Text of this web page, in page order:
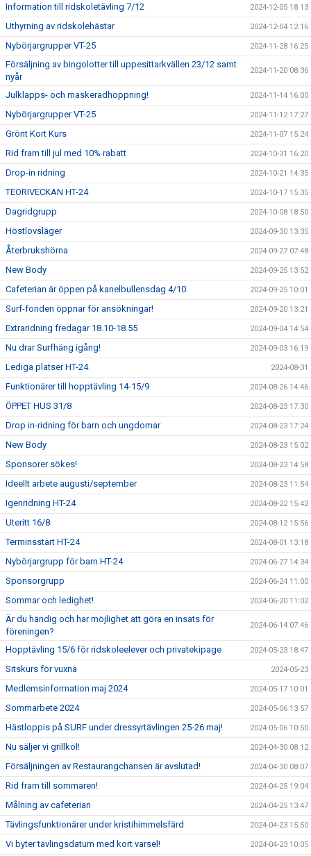
Information till ridskoletävling 7/12 2024-12-05 18:13
Uthyrning av ridskolehästar 2024-12-04 12:16
Nybörjargrupper VT-25 2024-11-28 16:25
Försäljning av bingolotter till uppesittarkvällen 23/12 samt
nyår
2024-11-20 08:36
Julklapps- och maskeradhoppning! 2024-11-14 16:00
Nybörjargrupper VT-25 2024-11-12 17:27
Grönt Kort Kurs 2024-11-07 15:24
Rid fram till jul med 10% rabatt 2024-10-31 16:20
Drop-in ridning 2024-10-21 14:35
TEORIVECKAN HT-24 2024-10-17 15:35
Dagridgrupp 2024-10-08 18:50
Höstlovsläger 2024-09-30 13:35
Återbrukshörna 2024-09-27 07:48
New Body 2024-09-25 13:52
Cafeterian är öppen på kanelbullensdag 4/10 2024-09-25 10:01
Surf-fonden öppnar för ansökningar! 2024-09-20 13:21
Extraridning fredagar 18.10-18.55 2024-09-04 14:54
Nu drar Surfhäng igång! 2024-09-03 16:19
Lediga platser HT-24 2024-08-31
Funktionärer till hopptävling 14-15/9 2024-08-26 14:46
ÖPPET HUS 31/8 2024-08-23 17:30
Drop in-ridning för barn och ungdomar 2024-08-23 17:24
New Body 2024-08-23 15:02
Sponsorer sökes! 2024-08-23 14:58
Ideellt arbete augusti/september 2024-08-23 11:54
Igenridning HT-24 2024-08-22 15:42
Uteritt 16/8 2024-08-12 15:56
Terminsstart HT-24 2024-08-01 13:18
Nybörjargrupp för barn HT-24 2024-06-27 14:34
Sponsorgrupp 2024-06-24 11:00
Sommar och ledighet! 2024-06-20 11:02
Är du händig och har möjlighet att göra en insats för
föreningen?
2024-06-14 07:46
Hopptävling 15/6 för ridskoleelever och privatekipage 2024-05-23 18:47
Sitskurs för vuxna 2024-05-23
Medlemsinformation maj 2024 2024-05-17 10:01
Sommarbete 2024 2024-05-06 13:57
Hästloppis på SURF under dressyrtävlingen 25-26 maj! 2024-05-06 10:50
Nu säljer vi grillkol! 2024-04-30 08:12
Försäljningen av Restaurangchansen är avslutad! 2024-04-30 08:07
Rid fram till sommaren! 2024-04-25 19:04
Målning av cafeterian 2024-04-25 13:47
Tävlingsfunktionärer under kristihimmelsfärd 2024-04-23 15:50
Vi byter tävlingsdatum med kort varsel! 2024-04-23 10:05